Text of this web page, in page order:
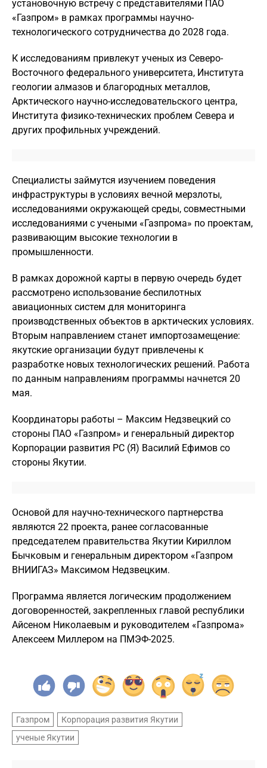
установочную встречу с представителями ПАО
«Газпром» в рамках программы научно-
технологического сотрудничества до 2028 года.
К исследованиям привлекут ученых из Северо-
Восточного федерального университета, Института
геологии алмазов и благородных металлов,
Арктического научно-исследовательского центра,
Института физико-технических проблем Севера и
других профильных учреждений.
Специалисты займутся изучением поведения
инфраструктуры в условиях вечной мерзлоты,
исследованиями окружающей среды, совместными
исследованиями с учеными «Газпрома» по проектам,
развивающим высокие технологии в
промышленности.
В рамках дорожной карты в первую очередь будет
рассмотрено использование беспилотных
авиационных систем для мониторинга
производственных объектов в арктических условиях.
Вторым направлением станет импортозамещение:
якутские организации будут привлечены к
разработке новых технологических решений. Работа
по данным направлениям программы начнется 20
мая.
Координаторы работы – Максим Недзвецкий со
стороны ПАО «Газпром» и генеральный директор
Корпорации развития РС (Я) Василий Ефимов со
стороны Якутии.
Основой для научно-технического партнерства
являются 22 проекта, ранее согласованные
председателем правительства Якутии Кириллом
Бычковым и генеральным директором «Газпром
ВНИИГАЗ» Максимом Недзвецким.
Программа является логическим продолжением
договоренностей, закрепленных главой республики
Айсеном Николаевым и руководителем «Газпрома»
Алексеем Миллером на ПМЭФ-2025.
Газпром
Корпорация развития Якутии
ученые Якутии